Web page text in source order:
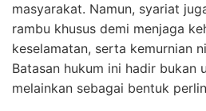
masyarakat. Namun, syariat
rambu khusus demi menjaga
keselamatan, serta kemurnian
Batasan hukum ini hadir bukan
melainkan sebagai bentuk